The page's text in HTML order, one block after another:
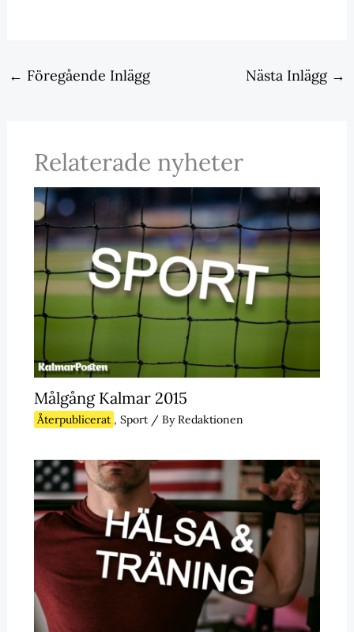
← Föregående Inlägg Nästa Inlägg →
Relaterade nyheter
Målgång Kalmar 2015
Återpublicerat , Sport/ ByRedaktionen